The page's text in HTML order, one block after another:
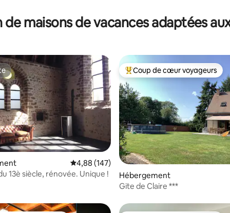
de maisons de vacances adaptées
la base de 198 commentaires : 4,9 sur 5
Évaluation moyenne sur la base de 147
4,88 (147)
13è siècle, rénovée. Unique !
Coups de cœur voyageurs les
Coup de cœur voyageurs
Hébergement
Gite de Claire ***